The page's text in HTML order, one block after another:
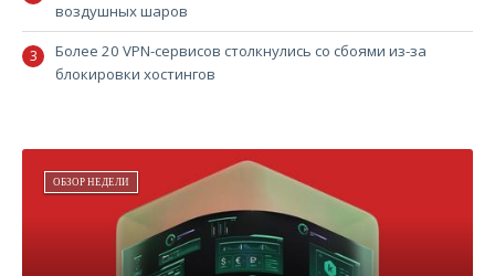
воздушных шаров
Более 20 VPN-сервисов столкнулись со сбоями из-за
блокировки хостингов
ОБЗОР НЕДЕЛИ